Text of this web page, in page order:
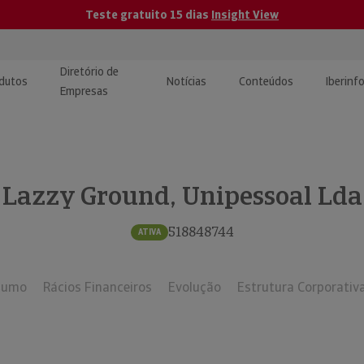
Teste gratuito 15 dias Insight View
e Monitorização de
Diretório de
Empresas
Notícias Conteúdos
| Estudos e
Lazzy Ground, Unipessoal Lda
ATIVA 518848744
Rácios Financeiros Evolução Estrutura Corporativa